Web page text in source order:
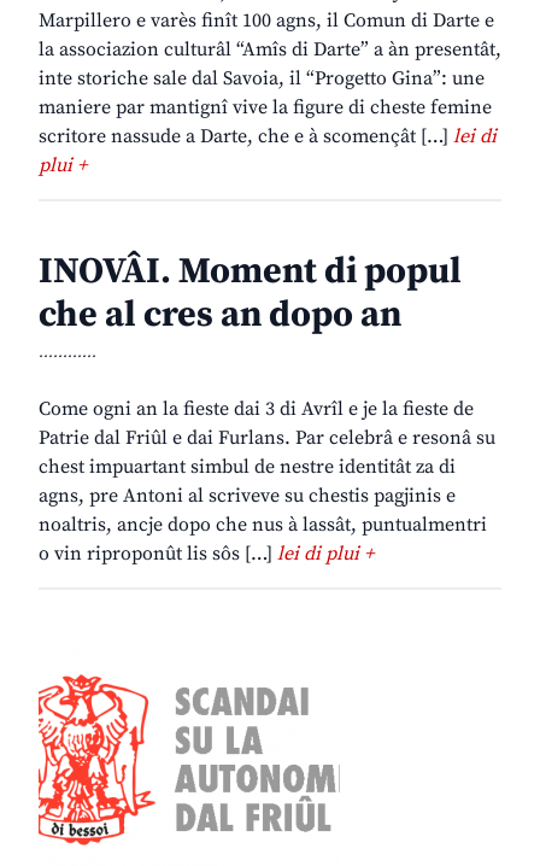
Marpillero e varès finît 100 agns, il Comun di Darte e
la associazion culturâl “Amîs di Darte” a àn presentât,
inte storiche sale dal Savoia, il “Progetto Gina”: une
maniere par mantignî vive la figure di cheste femine
scritore nassude a Darte, che e à scomençât […] lei di
plui +
INOVÂI. Moment di popul
che al cres an dopo an
............
Come ogni an la fieste dai 3 di Avrîl e je la fieste de
Patrie dal Friûl e dai Furlans. Par celebrâ e resonâ su
chest impuartant simbul de nestre identitât za di
agns, pre Antoni al scriveve su chestis pagjinis e
noaltris, ancje dopo che nus à lassât, puntualmentri
o vin riproponût lis sôs […] lei di plui +